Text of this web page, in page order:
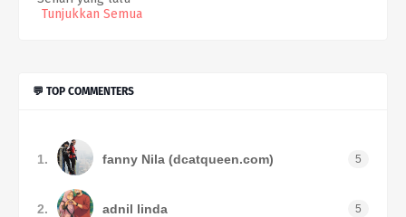
Tunjukkan Semua
💬 TOP COMMENTERS
1. fanny Nila (dcatqueen.com) 5
2. adnil linda 5